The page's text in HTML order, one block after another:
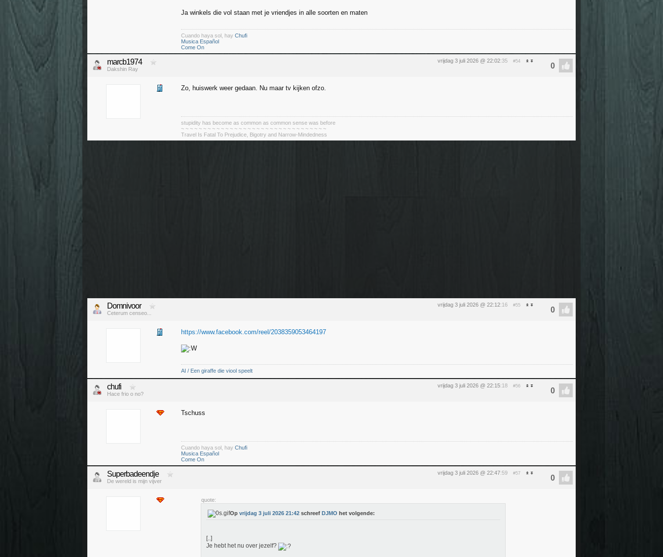
Ja winkels die vol staan met je vriendjes in alle soorten en maten
Cuando haya sol, hay Chufi
Musica Español
Come On
vrijdag 3 juli 2026 @ 22:02:35 #54
marcb1974
Dakshin Ray
Zo, huiswerk weer gedaan. Nu maar tv kijken ofzo.
stupidity has become as common as common sense was before
~ ~ ~ ~ ~ ~ ~ ~ ~ ~ ~ ~ ~ ~ ~ ~ ~ ~ ~ ~ ~ ~ ~ ~ ~ ~ ~ ~ ~ ~ ~ ~ ~
Travel Is Fatal To Prejudice, Bigotry and Narrow-Mindedness
vrijdag 3 juli 2026 @ 22:12:16 #55
Domnivoor
Ceterum censeo...
https://www.facebook.com/reel/2038359053464197
AI / Een giraffe die viool speelt
vrijdag 3 juli 2026 @ 22:15:18 #56
chufi
Hace frio o no?
Tschuss
Cuando haya sol, hay Chufi
Musica Español
Come On
vrijdag 3 juli 2026 @ 22:47:59 #57
Superbadeendje
De wereld is mijn vijver
quote:
Op vrijdag 3 juli 2026 21:42 schreef DJMO het volgende:
[..]
Je hebt het nu over jezelf?